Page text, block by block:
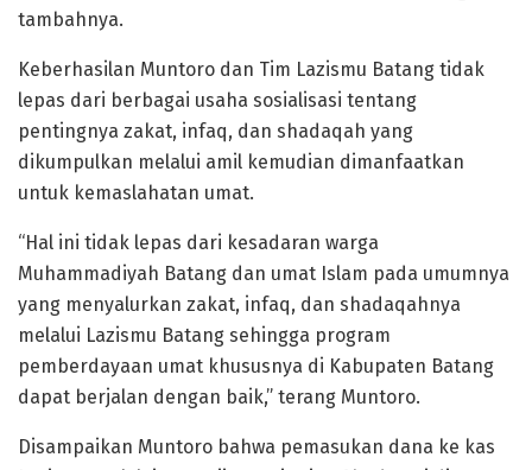
tambahnya.
Keberhasilan Muntoro dan Tim Lazismu Batang tidak
lepas dari berbagai usaha sosialisasi tentang
pentingnya zakat, infaq, dan shadaqah yang
dikumpulkan melalui amil kemudian dimanfaatkan
untuk kemaslahatan umat.
“Hal ini tidak lepas dari kesadaran warga
Muhammadiyah Batang dan umat Islam pada umumnya
yang menyalurkan zakat, infaq, dan shadaqahnya
melalui Lazismu Batang sehingga program
pemberdayaan umat khususnya di Kabupaten Batang
dapat berjalan dengan baik,” terang Muntoro.
Disampaikan Muntoro bahwa pemasukan dana ke kas